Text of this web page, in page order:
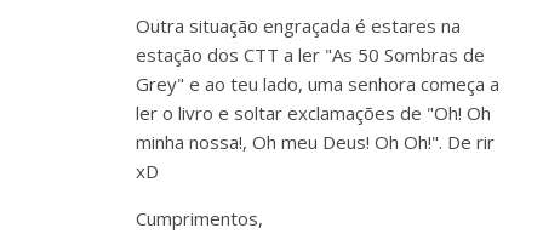
Outra situação engraçada é estares na
estação dos CTT a ler "As 50 Sombras de
Grey" e ao teu lado, uma senhora começa a
ler o livro e soltar exclamações de "Oh! Oh
minha nossa!, Oh meu Deus! Oh Oh!". De rir
xD
Cumprimentos,